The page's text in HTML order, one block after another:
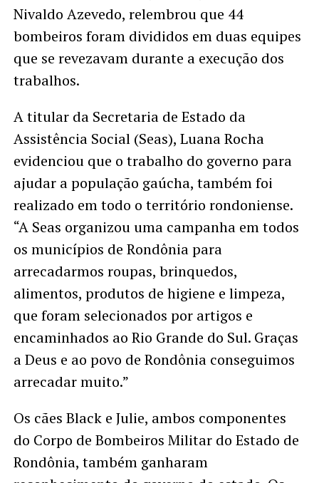
Nivaldo Azevedo, relembrou que 44
bombeiros foram divididos em duas equipes
que se revezavam durante a execução dos
trabalhos.
A titular da Secretaria de Estado da
Assistência Social (Seas), Luana Rocha
evidenciou que o trabalho do governo para
ajudar a população gaúcha, também foi
realizado em todo o território rondoniense.
“A Seas organizou uma campanha em todos
os municípios de Rondônia para
arrecadarmos roupas, brinquedos,
alimentos, produtos de higiene e limpeza,
que foram selecionados por artigos e
encaminhados ao Rio Grande do Sul. Graças
a Deus e ao povo de Rondônia conseguimos
arrecadar muito.”
Os cães Black e Julie, ambos componentes
do Corpo de Bombeiros Militar do Estado de
Rondônia, também ganharam